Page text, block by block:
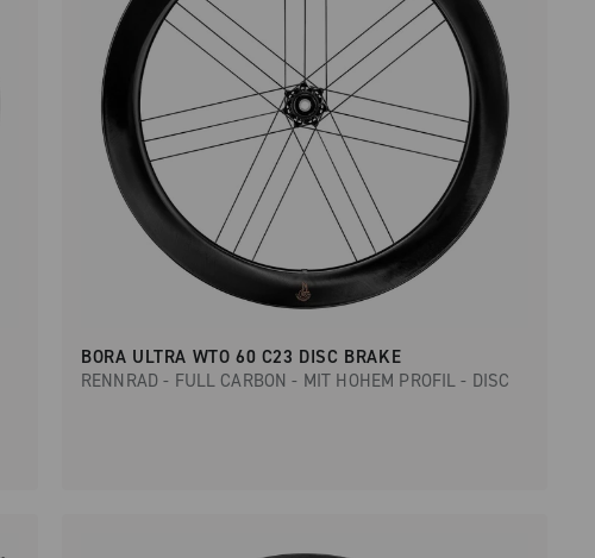
BORA ULTRA WTO 60 C23 DISC BRAKE
RENNRAD - FULL CARBON - MIT HOHEM PROFIL - DISC